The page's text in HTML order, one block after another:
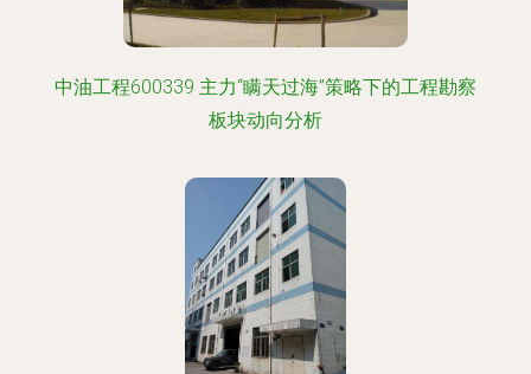
中油工程600339 主力“瞒天过海”策略下的工程勘察
板块动向分析